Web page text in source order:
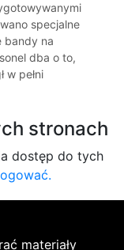
specjalne
bandy na
dba o to,
w pełni
stronach
dostęp do tych
materiały